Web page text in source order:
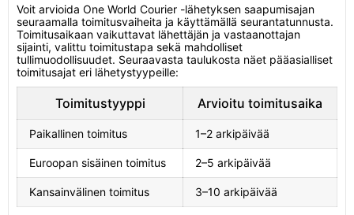
Voit arvioida One World Courier -lähetyksen saapumisajan
seuraamalla toimitusvaiheita ja käyttämällä seurantatunnusta.
Toimitusaikaan vaikuttavat lähettäjän ja vastaanottajan
sijainti, valittu toimitustapa sekä mahdolliset
tullimuodollisuudet. Seuraavasta taulukosta näet pääasialliset
toimitusajat eri lähetystyypeille:
Toimitustyyppi Arvioitu toimitusaika
Paikallinen toimitus 1–2 arkipäivää
Euroopan sisäinen toimitus 2–5 arkipäivää
Kansainvälinen toimitus 3–10 arkipäivää